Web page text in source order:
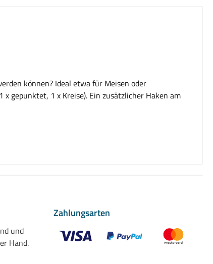
können? Ideal etwa für Meisen oder
gepunktet, 1 x Kreise). Ein zusätzlicher Haken am
und
Hand.
Zahlungsarten